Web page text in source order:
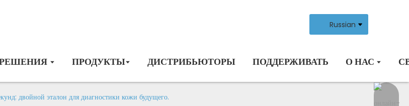
Russian
ПРОДУКТЫ ДИСТРИБЬЮТОРЫ ПОДДЕРЖИВАТЬ О НАС
двойной эталон для диагностики кожи будущего.